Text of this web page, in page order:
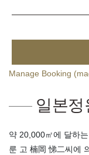
Manage Booking
일본정
약 20,000㎡에 달하
룬 고 楠岡 悌二씨에